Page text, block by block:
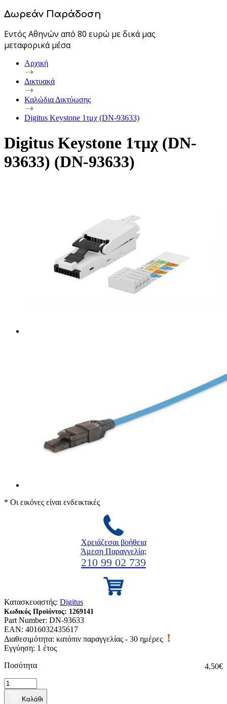
Δωρεάν Παράδοση
Εντός Αθηνών από 80 ευρώ με δικά μας
μεταφορικά μέσα
Αρχική
Δικτυακά
Καλώδια Δικτύωσης
Digitus Keystone 1τμχ (DN-93633)
Digitus Keystone 1τμχ (DN-
93633) (DN-93633)
* Οι εικόνες είναι ενδεικτικές
Χρειάζεσαι βοήθεια
Άμεση Παραγγελία;
210 99 02 739
Κατασκευαστής: Digitus
Κωδικός Προϊόντος: 1269141
Part Number: DN-93633
EAN: 4016032435617
Διαθεσιμότητα: κατόπιν παραγγελίας - 30 ημέρες
Εγγύηση: 1 έτος
4,50€
Ποσότητα
Καλάθι